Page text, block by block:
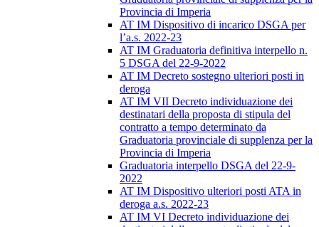
Provincia di Imperia
AT IM Dispositivo di incarico DSGA per
l’a.s. 2022-23
AT IM Graduatoria definitiva interpello n.
5 DSGA del 22-9-2022
AT IM Decreto sostegno ulteriori posti in
deroga
AT IM VII Decreto individuazione dei
destinatari della proposta di stipula del
contratto a tempo determinato da
Graduatoria provinciale di supplenza per la
Provincia di Imperia
Graduatoria interpello DSGA del 22-9-
2022
AT IM Dispositivo ulteriori posti ATA in
deroga a.s. 2022-23
AT IM VI Decreto individuazione dei